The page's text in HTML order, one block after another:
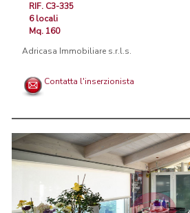
RIF. C3-335
6 locali
Mq. 160
Adricasa Immobiliare s.r.l.s.
Contatta l'inserzionista